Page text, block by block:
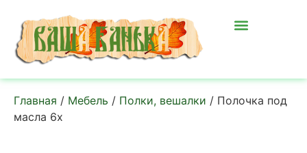
Главная / Мебель / Полки, вешалки / Полочка под
масла 6х